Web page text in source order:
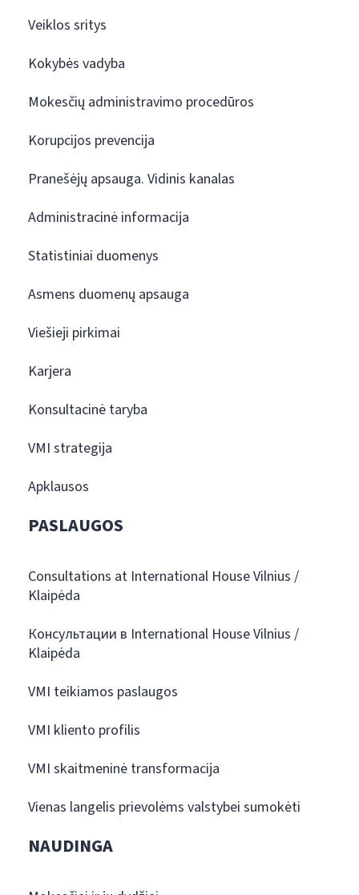
Veiklos sritys
Kokybės vadyba
Mokesčių administravimo procedūros
Korupcijos prevencija
Pranešėjų apsauga. Vidinis kanalas
Administracinė informacija
Statistiniai duomenys
Asmens duomenų apsauga
Viešieji pirkimai
Karjera
Konsultacinė taryba
VMI strategija
Apklausos
PASLAUGOS
Consultations at International House Vilnius /
Klaipėda
Консультации в International House Vilnius /
Klaipėda
VMI teikiamos paslaugos
VMI kliento profilis
VMI skaitmeninė transformacija
Vienas langelis prievolėms valstybei sumokėti
NAUDINGA